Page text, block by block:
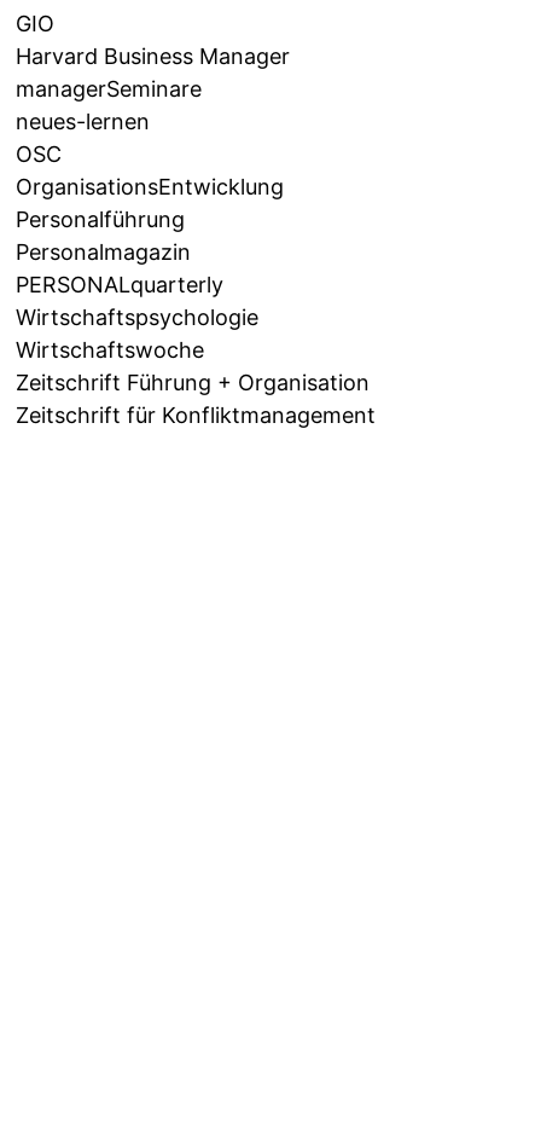
GIO
Harvard Business Manager
managerSeminare
neues-lernen
OSC
OrganisationsEntwicklung
Personalführung
Personalmagazin
PERSONALquarterly
Wirtschaftspsychologie
Wirtschaftswoche
Zeitschrift Führung + Organisation
Zeitschrift für Konfliktmanagement